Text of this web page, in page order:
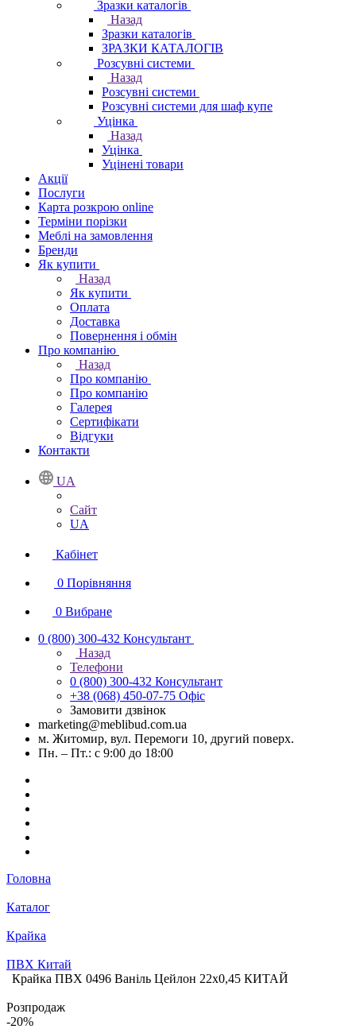
Зразки каталогів
Назад
Зразки каталогів
ЗРАЗКИ КАТАЛОГІВ
Розсувні системи
Назад
Розсувні системи
Розсувні системи для шаф купе
Уцінка
Назад
Уцінка
Уцінені товари
Акції
Послуги
Карта розкрою online
Терміни порізки
Меблі на замовлення
Бренди
Як купити
Назад
Як купити
Оплата
Доставка
Повернення і обмін
Про компанію
Назад
Про компанію
Про компанію
Галерея
Сертифікати
Відгуки
Контакти
UA
Сайт
UA
Кабінет
0 Порівняння
0 Вибране
0 (800) 300-432 Консультант
Назад
Телефони
0 (800) 300-432 Консультант
+38 (068) 450-07-75 Офіс
Замовити дзвінок
marketing@meblibud.com.ua
м. Житомир, вул. Перемоги 10, другий поверх.
Пн. – Пт.: с 9:00 до 18:00
Головна
Каталог
Крайка
ПВХ Китай
Крайка ПВХ 0496 Ваніль Цейлон 22х0,45 КИТАЙ
Розпродаж
-20%